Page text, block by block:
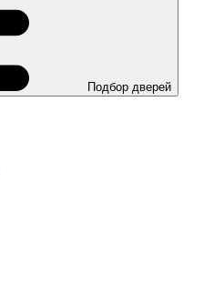
Подбор дверей